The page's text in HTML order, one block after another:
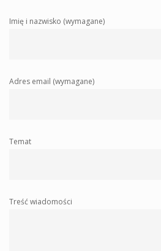
Imię i nazwisko (wymagane)
Adres email (wymagane)
Temat
Treść wiadomości